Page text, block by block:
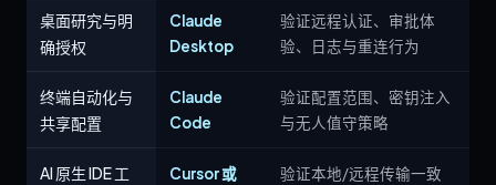
桌面研究与明
确授权
Claude
Desktop
验证远程认证、审批体
验、日志与重连行为
终端自动化与
共享配置
Claude
Code
验证配置范围、密钥注入
与无人值守策略
AI 原生 IDE 工
Cursor 或
验证本地/远程传输一致